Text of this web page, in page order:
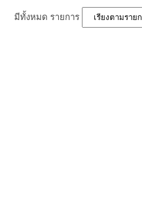
มีทั้งหมด รายการ